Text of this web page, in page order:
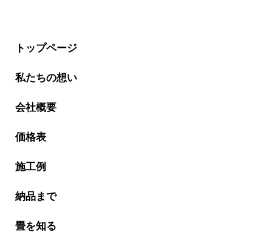
トップページ
私たちの想い
会社概要
価格表
施工例
納品まで
畳を知る